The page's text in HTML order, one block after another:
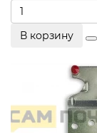
В корзину